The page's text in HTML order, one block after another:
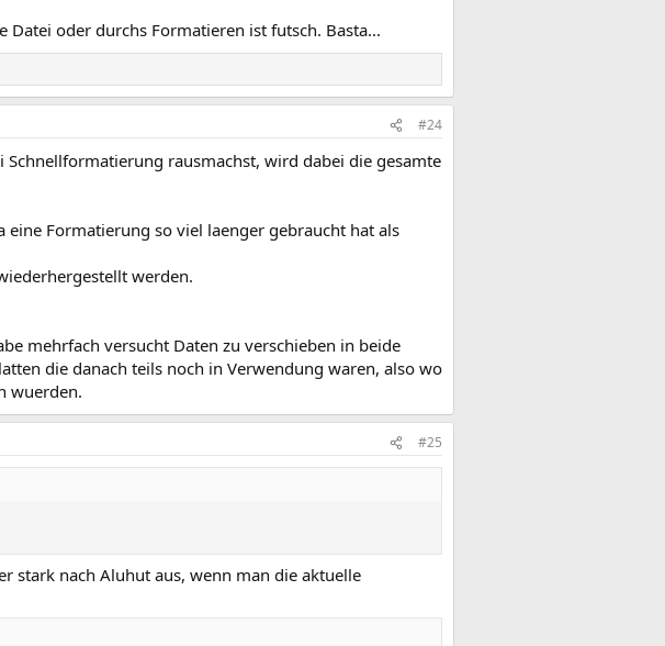
oder durchs Formatieren ist futsch. Basta...
#24
Schnellformatierung rausmachst, wird dabei die gesamte
Formatierung so viel laenger gebraucht hat als
werden.
mehrfach versucht Daten zu verschieben in beide
die danach teils noch in Verwendung waren, also wo
wuerden.
#25
stark nach Aluhut aus, wenn man die aktuelle